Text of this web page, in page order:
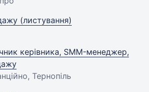
(листування)
керівника, SMM-менеджер,
Тернопіль